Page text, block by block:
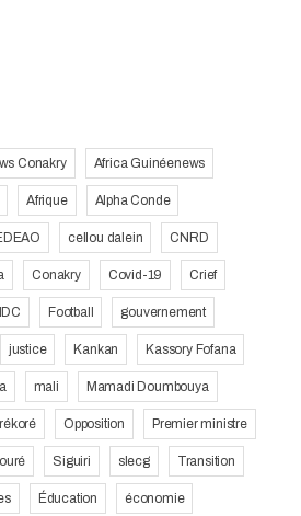
Conakry Africa Guinéenews
Afrique Alpha Conde
cellou dalein CNRD
Conakry Covid-19 Crief
Football gouvernement
justice Kankan Kassory Fofana
mali Mamadi Doumbouya
Opposition Premier ministre
Siguiri slecg Transition
Éducation économie